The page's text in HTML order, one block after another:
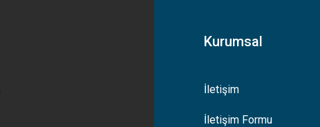
Kurumsal
İletişim
İletişim Formu